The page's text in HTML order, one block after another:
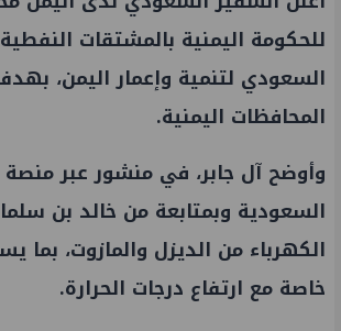
السعودي لتنمية وإعمار اليمن،
المحافظات اليمنية.
وأوضح آل جابر، في منشور عبر منصة
السعودية وبمتابعة من خالد بن
الكهرباء من الديزل والمازوت،
خاصة مع ارتفاع درجات الحرارة.